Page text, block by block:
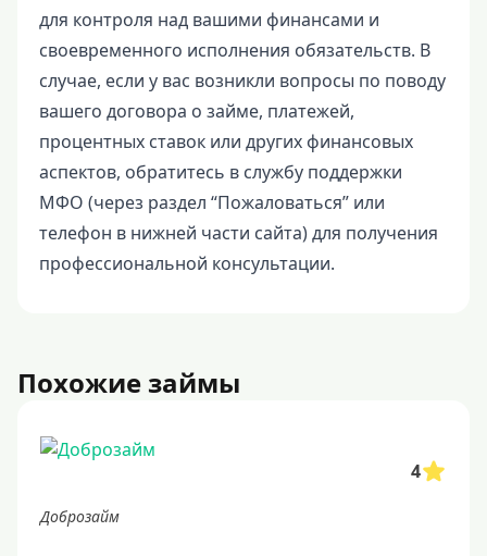
для контроля над вашими финансами и
своевременного исполнения обязательств. В
случае, если у вас возникли вопросы по поводу
вашего договора о займе, платежей,
процентных ставок или других финансовых
аспектов, обратитесь в службу поддержки
МФО (через раздел “Пожаловаться” или
телефон в нижней части сайта) для получения
профессиональной консультации.
Похожие займы
4
Доброзайм